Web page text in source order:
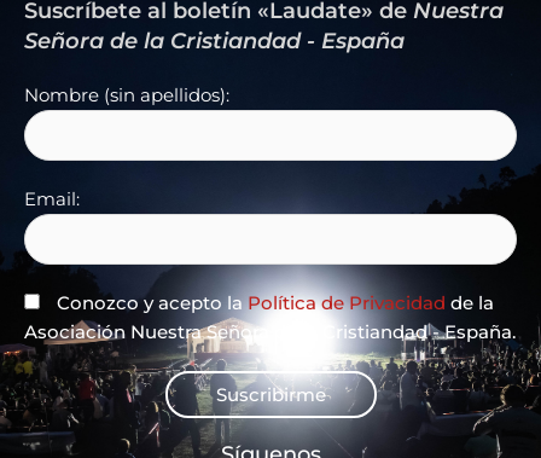
Suscríbete al boletín «Laudate» de Nuestra
Señora de la Cristiandad - España
Nombre (sin apellidos):
Email:
Conozco y acepto laPolítica de Privacidad de la
Asociación Nuestra Señora de la Cristiandad - España.
Suscribirme